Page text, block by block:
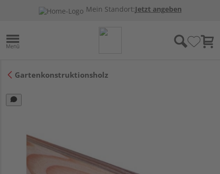
Mein Standort:Jetzt angeben
Gartenkonstruktionsholz